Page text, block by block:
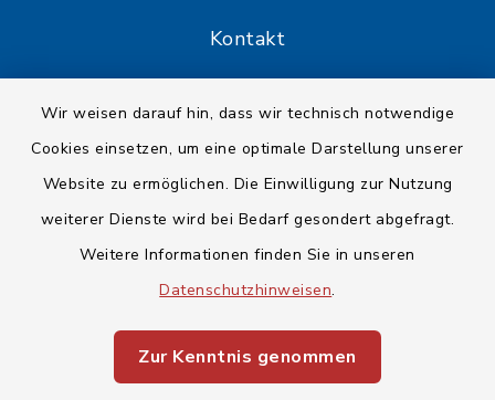
Wir weisen darauf hin, dass wir technisch notwendige
Cookies einsetzen, um eine optimale Darstellung unserer
Website zu ermöglichen. Die Einwilligung zur Nutzung
weiterer Dienste wird bei Bedarf gesondert abgefragt.
Weitere Informationen finden Sie in unseren
Datenschutzhinweisen.
Zur Kenntnis genommen
Kontakt
Datenschutz
Impressum
Sitemap
Cookie-Einstellungen